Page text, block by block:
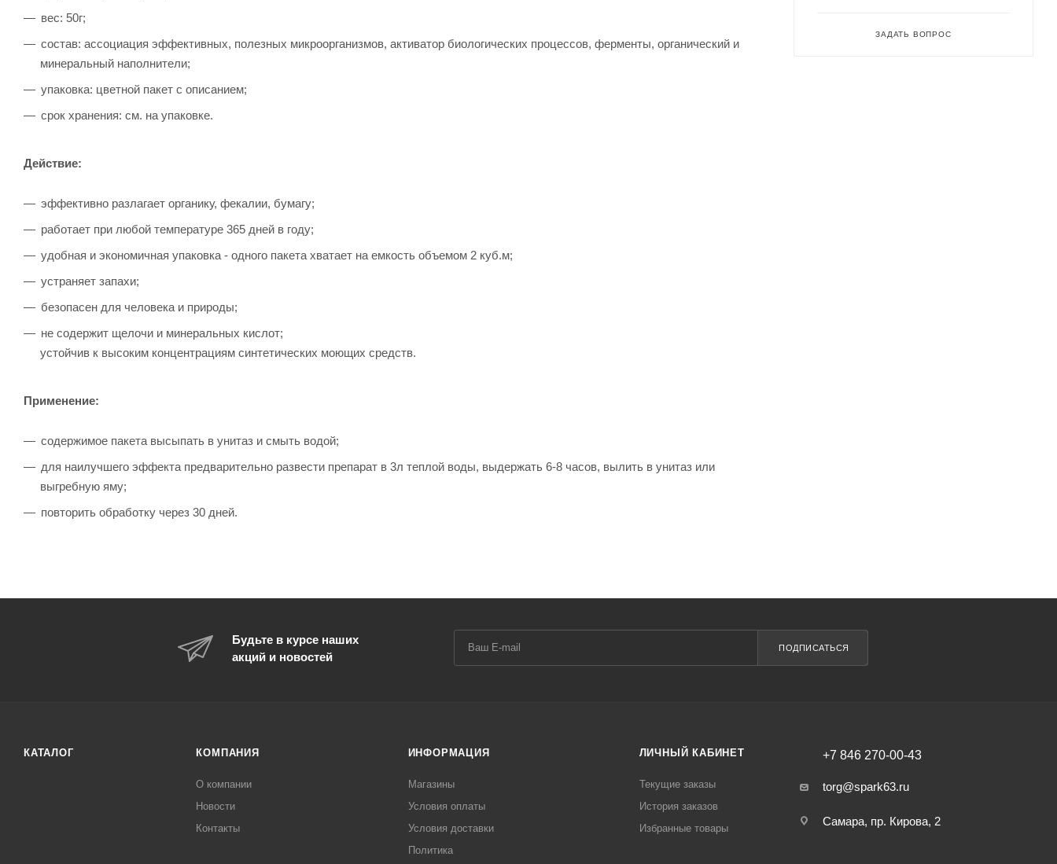
вес: 50г;
состав: ассоциация эффективных, полезных микроорганизмов, активатор биологических процессов, ферменты, органический и
минеральный наполнители;
упаковка: цветной пакет с описанием;
срок хранения: см. на упаковке.
Действие:
эффективно разлагает органику, фекалии, бумагу;
работает при любой температуре 365 дней в году;
удобная и экономичная упаковка - одного пакета хватает на емкость объемом 2 куб.м;
устраняет запахи;
безопасен для человека и природы;
не содержит щелочи и минеральных кислот;
устойчив к высоким концентрациям синтетических моющих средств.
Применение:
содержимое пакета высыпать в унитаз и смыть водой;
для наилучшего эффекта предварительно развести препарат в 3л теплой воды, выдержать 6-8 часов, вылить в унитаз или
выгребную яму;
повторить обработку через 30 дней.
ЗАДАТЬ ВОПРОС
Будьте в курсе наших
акций и новостей
ПОДПИСАТЬСЯ
КАТАЛОГ КОМПАНИЯ
О компании
Новости
Контакты
ИНФОРМАЦИЯ
Магазины
Условия оплаты
Условия доставки
Политика
ЛИЧНЫЙ КАБИНЕТ
Текущие заказы
История заказов
Избранные товары
+7 846 270-00-43
torg@spark63.ru
Самара, пр. Кирова, 2